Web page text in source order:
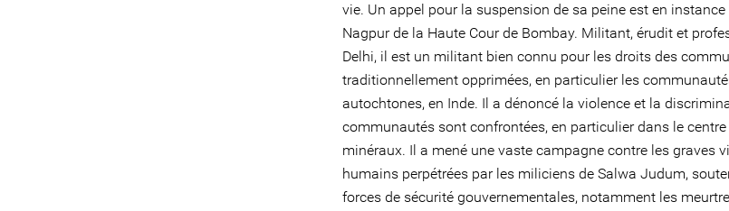
vie. Un appel pour la suspension de sa peine est en
Nagpur de la Haute Cour de Bombay. Militant, érudit et
Delhi, il est un militant bien connu pour les droits des
traditionnellement opprimées, en particulier les
autochtones, en Inde. Il a dénoncé la violence et la
communautés sont confrontées, en particulier dans le centre
minéraux. Il a mené une vaste campagne contre les graves
humains perpétrées par les miliciens de Salwa Judum,
forces de sécurité gouvernementales, notamment les